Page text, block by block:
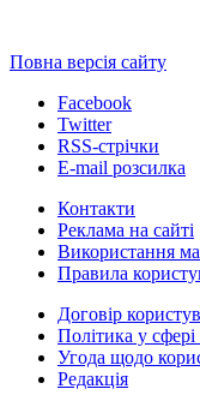
Повна версія сайту
Facebook
Twitter
RSS-стрічки
E-mail розсилка
Контакти
Реклама на сайті
Використання
Правила
Договір
Політика у
Угода щодо
Редакція